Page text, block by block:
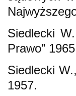
Siedlecki
Prawo”
Siedlecki
1957.